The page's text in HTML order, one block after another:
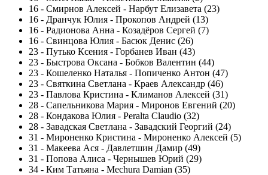
16 - Смирнов Алексей - Нарбут Елизавета (23)
16 - Дранчук Юлия - Прокопов Андрей (13)
16 - Радионова Анна - Козадёров Сергей (7)
16 - Свинцова Юлия - Басюк Денис (26)
23 - Путько Ксения - Горбанев Иван (43)
23 - Быстрова Оксана - Бобков Валентин (44)
23 - Кошеленко Наталья - Попиченко Антон (47)
23 - Святкина Светлана - Краев Александр (46)
23 - Павлова Кристина - Климанов Алексей (31)
28 - Сапельникова Мария - Миронов Евгений (20)
28 - Кондакова Юлия - Peralta Claudio (32)
28 - Завадская Светлана - Завадский Георгий (24)
31 - Мироненко Кристина - Мироненко Алексей (5)
31 - Макеева Ася - Давлетшин Дамир (49)
31 - Попова Алиса - Чернышев Юрий (29)
34 - Ким Татьяна - Mechura Damian (35)